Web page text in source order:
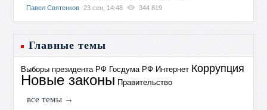
Павел Святенков 23 сен, 14:48 344 819
Главные темы
Выборы президента РФ Госдума РФ Интернет Коррупция
Новые законы Правительство
все темы →